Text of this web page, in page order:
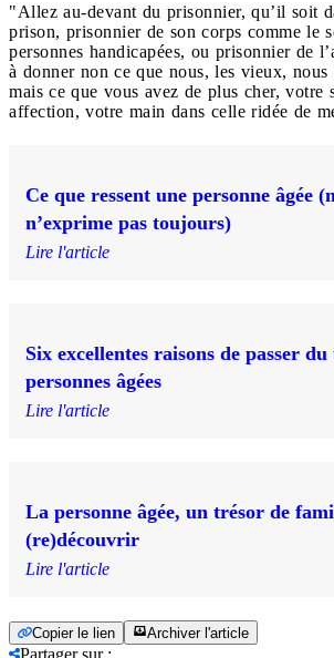
"Allez au-devant du prisonnier, qu’il soit
prison, prisonnier de son corps comme le
personnes handicapées, ou prisonnier de
à donner non ce que nous, les vieux, nous
mais ce que vous avez de plus cher, votre
affection, votre main dans celle ridée de
Ce que ressent une personne âgée
n’exprime pas toujours)
Lire l'article
Six excellentes raisons de passer du
personnes âgées
Lire l'article
La personne âgée, un trésor de
(re)découvrir
Lire l'article
Copier le lien Archiver l'article
Partager sur: